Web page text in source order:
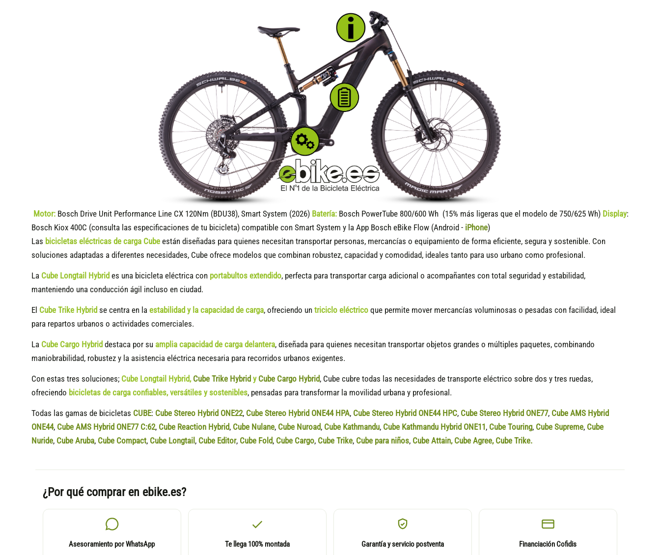
Motor:Bosch Drive Unit Performance Line CX 120Nm (BDU38), Smart System (2026) Batería:Bosch PowerTube 800/600 Wh (15% más ligeras que el modelo de 750/625 Wh) Display:
Bosch Kiox 400C (consulta las especificaciones de tu bicicleta) compatiblecon Smart System y la App Bosch eBike Flow (Android - iPhone)
Las bicicletas eléctricas de carga Cubeestán diseñadas para quienes necesitan transportar personas, mercancías o equipamiento de forma eficiente, segura y sostenible. Con
soluciones adaptadas a diferentes necesidades, Cube ofrece modelos que combinan robustez, capacidad y comodidad, ideales tanto para uso urbano como profesional.
La Cube Longtail Hybrid es una bicicleta eléctrica con portabultos extendido, perfecta para transportar carga adicional o acompañantes con total seguridad y estabilidad,
manteniendo una conducción ágil incluso en ciudad.
El Cube Trike Hybrid se centra en la estabilidad y la capacidad de carga, ofreciendo un triciclo eléctricoque permite mover mercancías voluminosas o pesadas con facilidad, ideal
para repartos urbanos o actividades comerciales.
La Cube Cargo Hybrid destaca por su amplia capacidad de carga delantera, diseñada para quienes necesitan transportar objetos grandes o múltiples paquetes, combinando
maniobrabilidad, robustez y la asistencia eléctrica necesaria para recorridos urbanos exigentes.
Con estas tres soluciones; Cube Longtail Hybrid, Cube Trike Hybrid y Cube Cargo Hybrid, Cube cubre todas las necesidades de transporte eléctrico sobre dos y tres ruedas,
ofreciendo bicicletas de carga confiables, versátiles y sostenibles, pensadas para transformar la movilidad urbana y profesional.
Todas las gamas de bicicletas CUBE: Cube Stereo Hybrid ONE22, Cube Stereo Hybrid ONE44 HPA, Cube Stereo Hybrid ONE44 HPC, Cube Stereo Hybrid ONE77, Cube AMS Hybrid
ONE44, Cube AMS Hybrid ONE77 C:62, Cube Reaction Hybrid, Cube Nulane, Cube Nuroad, Cube Kathmandu, Cube Kathmandu Hybrid ONE11, Cube Touring, Cube Supreme, Cube
Nuride, Cube Aruba, Cube Compact, Cube Longtail , Cube Editor, Cube Fold, Cube Cargo, Cube Trike, Cube para niños, Cube Attain, Cube Agree, Cube Trike.
¿Por qué comprar en ebike.es?
Asesoramiento por WhatsApp Te llega 100% montada Garantía y servicio postventa Financiación Cofidis